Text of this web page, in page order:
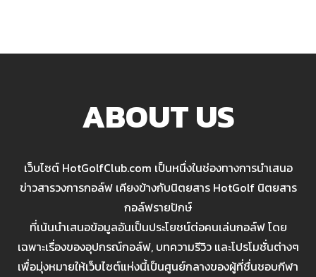
ABOUT US
เว็บไซต์ HotGolfClub.com เป็นหนึ่งในช่องทางการนำเสนอ
ข่าวสารวงการกอล์ฟ เคียงข้างกับนิตยสาร HotGolf นิตยสาร
กอล์ฟรายปักษ์
ที่เน้นนำเสนอข้อมูลอันเป็นประโยชน์ต่อคนเล่นกอล์ฟ โดย
เฉพาะเรื่องของอุปกรณ์กอล์ฟ, บทความรีวิว และโปรโมชั่นต่างๆ
เพื่อมุ่งหมายให้เว็บไซต์แห่งนี้เป็นศูนย์กลางของผู้ที่ชื่นชอบกีฬา